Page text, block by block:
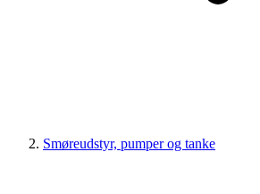
Smøreudstyr, pumper og tanke